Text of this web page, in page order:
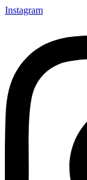
Instagram